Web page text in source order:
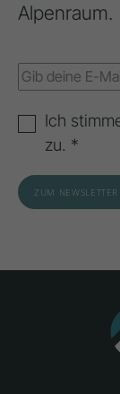
Alpenraum.
Ich
zu. *